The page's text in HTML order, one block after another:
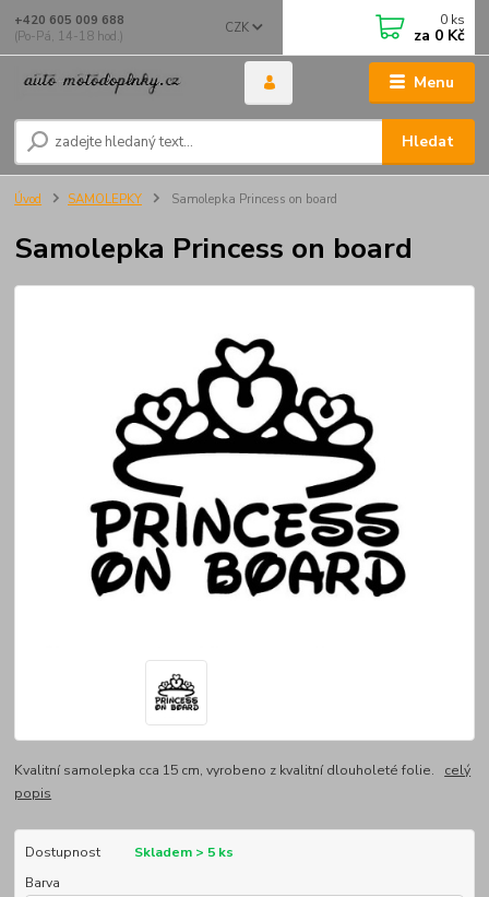
Menu
CZK
Hledat
+420 605 009 688
(Po-Pá, 14-18 hod.)
0 ks
za 0 Kč
Úvod SAMOLEPKY Samolepka Princess on board
Samolepka Princess on board
Kvalitní samolepka cca 15 cm, vyrobeno z kvalitní dlouholeté folie. celý
popis
Dostupnost
Skladem > 5 ks
Barva